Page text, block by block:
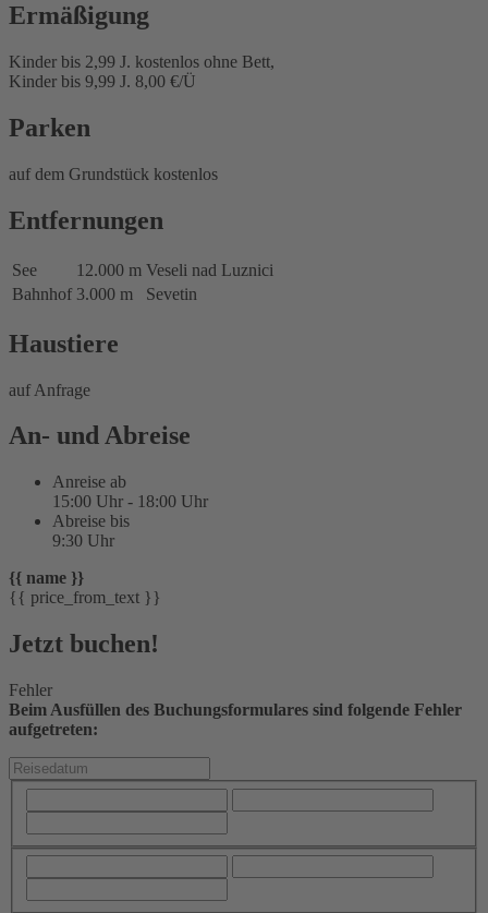
Ermäßigung
Kinder bis 2,99 J. kostenlos ohne Bett,
Kinder bis 9,99 J. 8,00 €/Ü
Parken
auf dem Grundstück kostenlos
Entfernungen
See 12.000 m Veseli nad Luznici
Bahnhof 3.000 m Sevetin
Haustiere
auf Anfrage
An- und Abreise
Anreise ab
15:00 Uhr - 18:00 Uhr
Abreise bis
9:30 Uhr
{{ name }}
{{ price_from_text }}
Jetzt buchen!
Fehler
Beim Ausfüllen des Buchungsformulares sind folgende Fehler
aufgetreten: